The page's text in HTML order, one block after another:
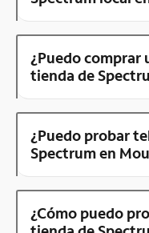
¿Puedo comprar
tienda de
¿Puedo probar
Spectrum en
¿Cómo puedo